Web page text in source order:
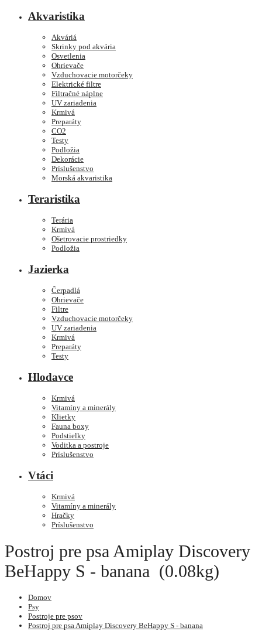
Akvaristika
Akváriá
Skrinky pod akvária
Osvetlenia
Ohrievače
Vzduchovacie motorčeky
Elektrické filtre
Filtračné náplne
UV zariadenia
Krmivá
Preparáty
CO2
Testy
Podložia
Dekorácie
Príslušenstvo
Morská akvaristika
Teraristika
Terária
Krmivá
Ošetrovacie prostriedky
Podložia
Jazierka
Čerpadlá
Ohrievače
Filtre
Vzduchovacie motorčeky
UV zariadenia
Krmivá
Preparáty
Testy
Hlodavce
Krmivá
Vitamíny a minerály
Klietky
Fauna boxy
Podstielky
Voditka a postroje
Príslušenstvo
Vtáci
Krmivá
Vitamíny a minerály
Hračky
Príslušenstvo
Postroj pre psa Amiplay Discovery
BeHappy S - banana (0.08kg)
Domov
Psy
Postroje pre psov
Postroj pre psa Amiplay Discovery BeHappy S - banana